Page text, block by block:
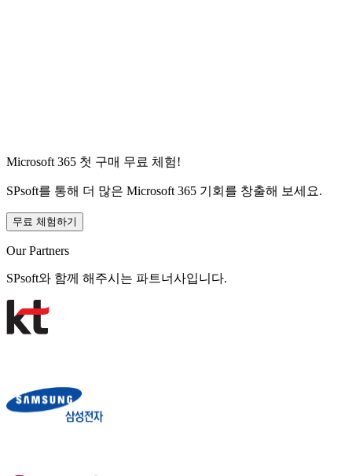
Microsoft 365 첫 구매 무료 체험!
SPsoft를 통해 더 많은 Microsoft 365 기회를 창출해 보세요.
무료 체험하기
Our Partners
SPsoft와 함께 해주시는 파트너사입니다.